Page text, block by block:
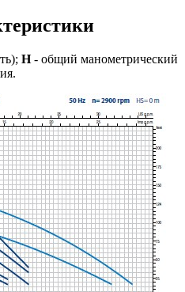
H- общий манометрический